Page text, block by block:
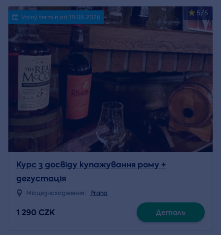
5/5
Volný termín od 19.08.2026
Курс з досвіду купажування рому +
дегустація
Місцезнаходження: Praha
1 290 CZK Деталь